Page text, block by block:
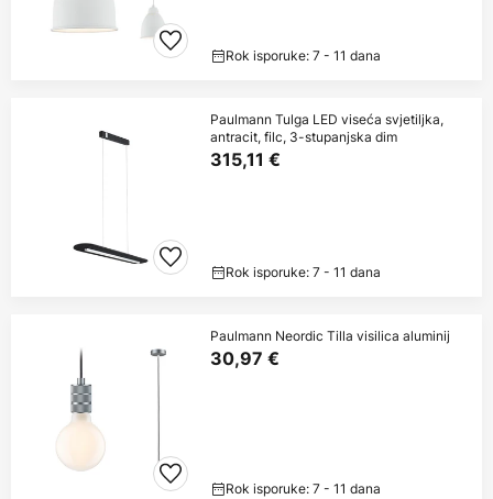
Rok isporuke: 7 - 11 dana
Paulmann Tulga LED viseća svjetiljka,
antracit, filc, 3-stupanjska dim
315,11 €
Rok isporuke: 7 - 11 dana
Paulmann Neordic Tilla visilica aluminij
30,97 €
Rok isporuke: 7 - 11 dana